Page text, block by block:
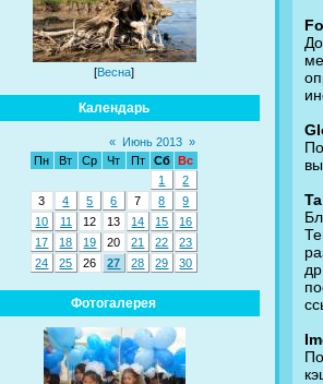
[Весна]
Календарь
« Июнь 2013 »
Пн
Вт Ср Чт Пт Сб
Вс
1
2
3
4 5 6 7 8
9
10
11 12 13 14 15
16
17
18 19 20 21 22
23
24
25 26 27 28 29 30
Фотогалерея